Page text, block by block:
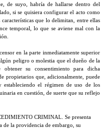
de suyo, habría de hallarse dentro del
si se quisiera configurar el acto como
que lo delimitan, entre ellas
temporal, lo que se aviene mal con la
en la parte inmediatamente superior
peligro o molestia que el dueño de la
su consentimiento para dicha
propietarios que, adicionalmente, puede
estableciendo el régimen de uso de los
en cuestión, de suerte que su reflejo
CRIMINAL. Se presenta
de la providencia de embargo, su